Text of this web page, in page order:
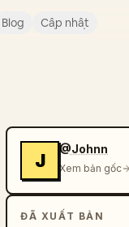
Blog Cập nhật
J
@Johnn
Xem bản gốc
ĐÃ XUẤT BẢN